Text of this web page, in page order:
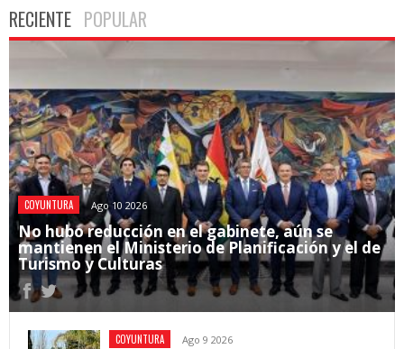
RECIENTE POPULAR
COYUNTURA Ago 10 2026
No hubo reducción en el gabinete, aún se
mantienen el Ministerio de Planificación y el de
Turismo y Culturas
COYUNTURA Ago 9 2026